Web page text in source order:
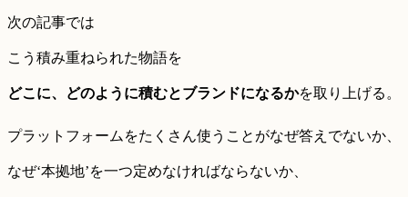
次の記事では
こう積み重ねられた物語を
どこに、どのように積むとブランドになるかを取り上げる。
プラットフォームをたくさん使うことがなぜ答えでないか、
なぜ‘本拠地’を一つ定めなければならないか、